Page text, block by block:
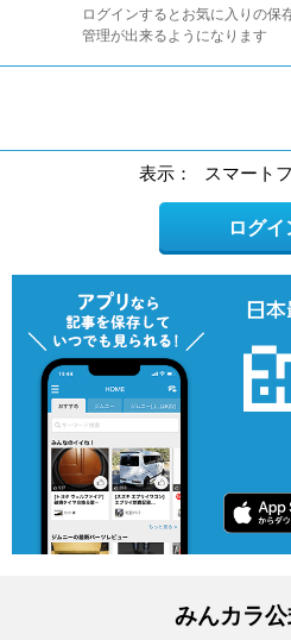
ログインするとお気に入りの保
管理が出来るようになります
表示： スマート
ログイ
みんカラ